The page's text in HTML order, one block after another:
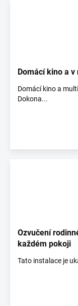
Domácí kino a
Domácí kino a
Dokona...
Ozvučení
každém pokoji
Tato instalace je